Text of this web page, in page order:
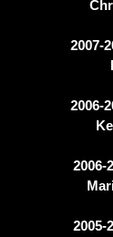
2007-
2006-
2006-
2005-